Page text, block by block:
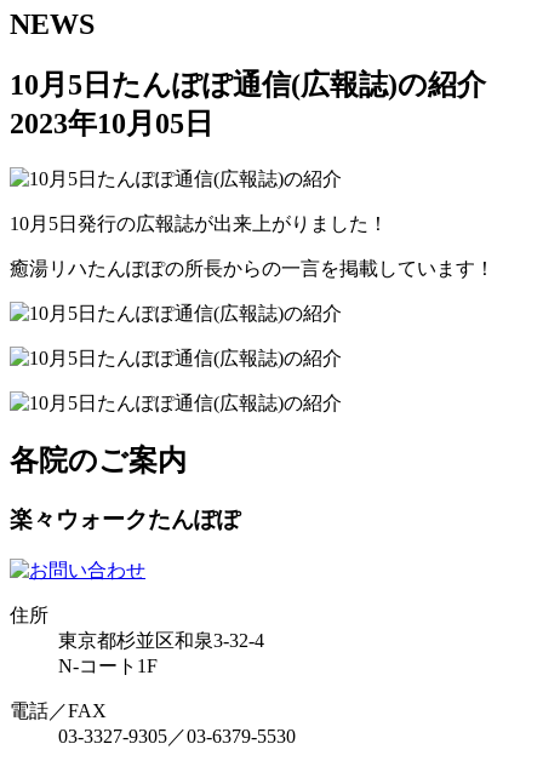
NEWS
10月5日たんぽぽ通信(広報誌)の紹介
2023年10月05日
10月5日発行の広報誌が出来上がりました！
癒湯リハたんぽぽの所長からの一言を掲載しています！
各院のご案内
楽々ウォークたんぽぽ
住所
東京都杉並区和泉3-32-4
N-コート1F
電話／FAX
03-3327-9305／03-6379-5530